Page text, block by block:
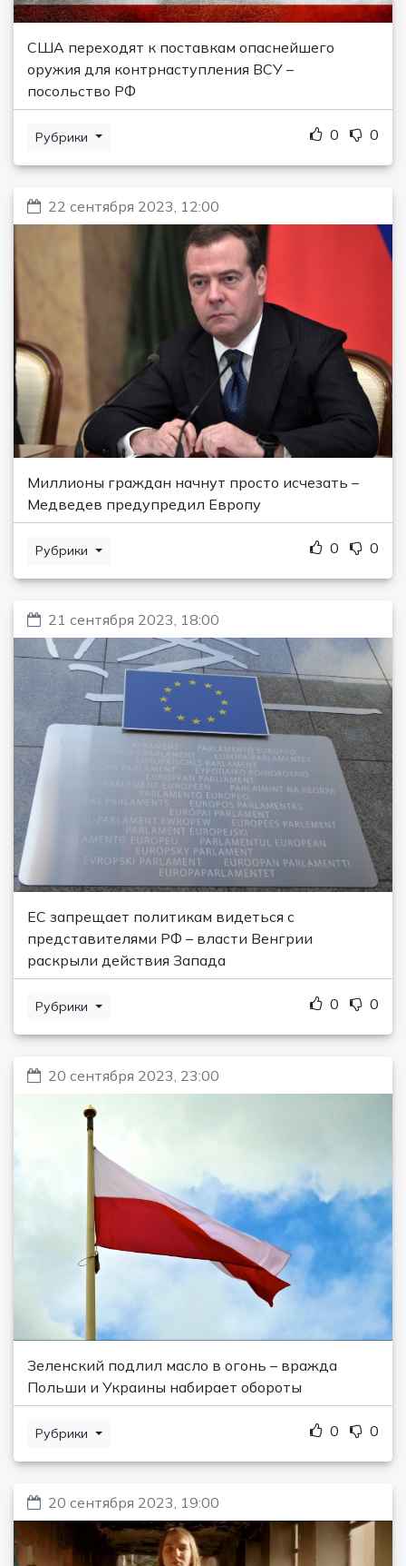
США переходят к поставкам опаснейшего
оружия для контрнаступления ВСУ –
посольство РФ
Рубрики 0 0
22 сентября 2023, 12:00
Миллионы граждан начнут просто исчезать –
Медведев предупредил Европу
Рубрики 0 0
21 сентября 2023, 18:00
ЕС запрещает политикам видеться с
представителями РФ – власти Венгрии
раскрыли действия Запада
Рубрики 0 0
20 сентября 2023, 23:00
Зеленский подлил масло в огонь – вражда
Польши и Украины набирает обороты
Рубрики 0 0
20 сентября 2023, 19:00